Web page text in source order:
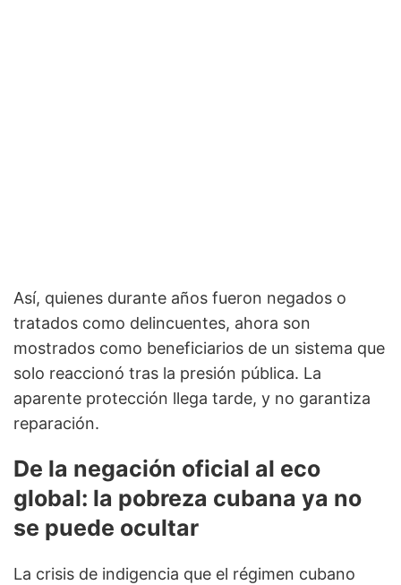
Así, quienes durante años fueron negados o
tratados como delincuentes, ahora son
mostrados como beneficiarios de un sistema que
solo reaccionó tras la presión pública. La
aparente protección llega tarde, y no garantiza
reparación.
De la negación oficial al eco
global: la pobreza cubana ya no
se puede ocultar
La crisis de indigencia que el régimen cubano